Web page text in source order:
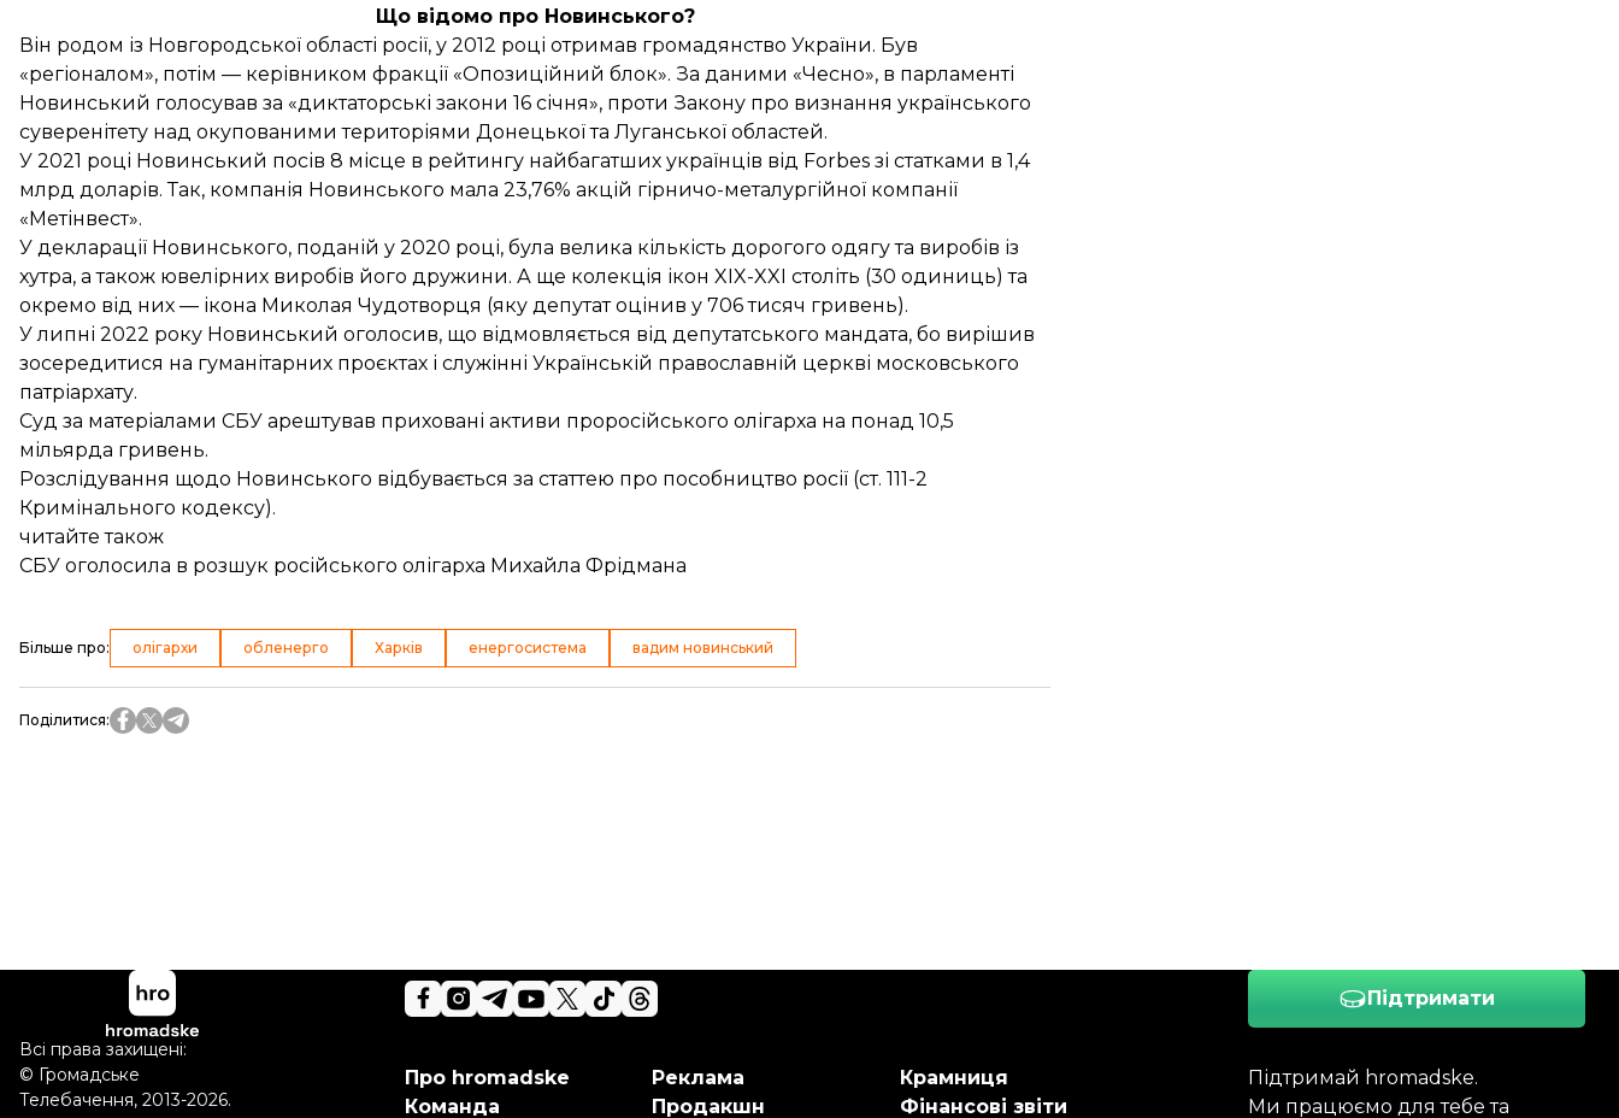
Що відомо про Новинського?
Він родом із Новгородської області росії, у 2012 році отримав громадянство України. Був
«регіоналом», потім — керівником фракції «Опозиційний блок». За даними «Чесно», в парламенті
Новинський голосував за «диктаторські закони 16 січня», проти Закону про визнання українського
суверенітету над окупованими територіями Донецької та Луганської областей.
У 2021 році Новинський посів 8 місце в рейтингу найбагатших українців від Forbes зі статками в 1,4
млрд доларів. Так, компанія Новинського мала 23,76% акцій гірничо-металургійної компанії
«Метінвест».
У декларації Новинського, поданій у 2020 році, була велика кількість дорогого одягу та виробів із
хутра, а також ювелірних виробів його дружини. А ще колекція ікон XIX-XXI століть (30 одиниць) та
окремо від них — ікона Миколая Чудотворця (яку депутат оцінив у 706 тисяч гривень).
У липні 2022 року Новинський оголосив, що відмовляється від депутатського мандата, бо вирішив
зосередитися на гуманітарних проєктах і служінні Українській православній церкві московського
патріархату.
Суд за матеріалами СБУ арештував приховані активи проросійського олігарха на понад 10,5
мільярда гривень.
Розслідування щодо Новинського відбувається за статтею про пособництво росії (ст. 111-2
Кримінального кодексу).
читайте також
СБУ оголосила в розшук російського олігарха Михайла Фрідмана
Більше про: олігархи обленерго Харків енергосистема вадим новинський
Поділитися:
Підтримати
Підтримай hromadske.
Ми працюємо для тебе та
Про hromadske
Команда
Реклама
Продакшн
Крамниця
Фінансові звіти
Всі права захищені:
© Громадське
Телебачення, 2013-2026.